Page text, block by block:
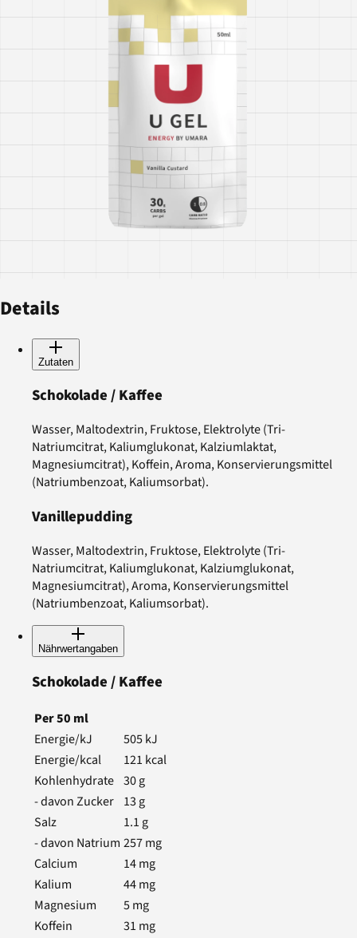
Details
Zutaten
Schokolade / Kaffee
Wasser, Maltodextrin, Fruktose, Elektrolyte (Tri-
Natriumcitrat, Kaliumglukonat, Kalziumlaktat,
Magnesiumcitrat), Koffein, Aroma, Konservierungsmittel
(Natriumbenzoat, Kaliumsorbat).
Vanillepudding
Wasser, Maltodextrin, Fruktose, Elektrolyte (Tri-
Natriumcitrat, Kaliumglukonat, Kalziumglukonat,
Magnesiumcitrat), Aroma, Konservierungsmittel
(Natriumbenzoat, Kaliumsorbat).
Nährwertangaben
Schokolade / Kaffee
Per50 ml
Energie/kJ
505kJ
Energie/kcal
121 kcal
Kohlenhydrate 30g
- davon Zucker 13 g
Salz
1.1 g
- davon Natrium 257mg
Calcium
14mg
Kalium
44mg
Magnesium
5mg
Koffein
31 mg